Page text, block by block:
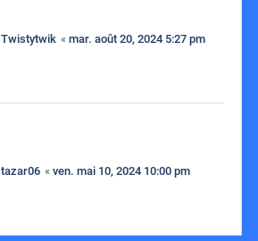
Twistytwik « mar. août 20, 2024 5:27 pm
tazar06 « ven. mai 10, 2024 10:00 pm